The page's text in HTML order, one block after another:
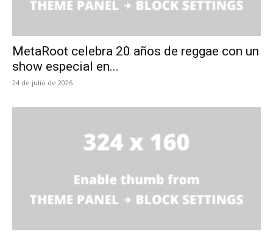
MetaRoot celebra 20 años de reggae con un
show especial en...
24 de julio de 2026